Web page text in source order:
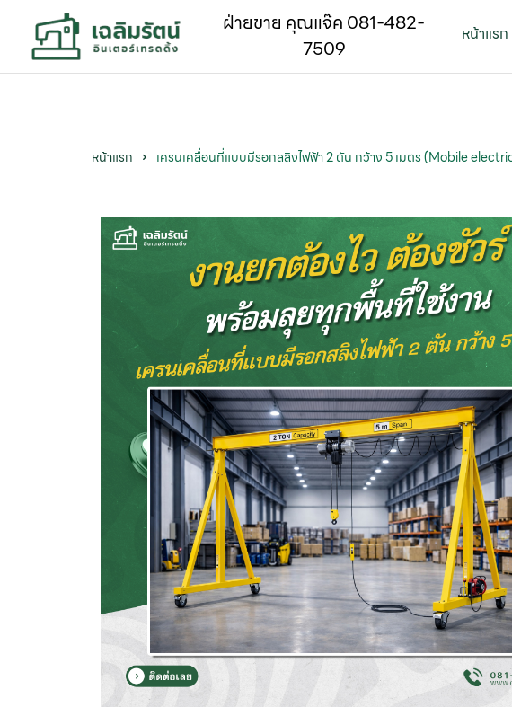
ฝ่ายขาย คุณแจ๊ค 081-482-
7509
หน้าแรก
หน้าแรก เครนเคลื่อนที่แบบมีรอกสลิงไฟฟ้า 2 ตัน กว้าง 5 เมตร (Mobile